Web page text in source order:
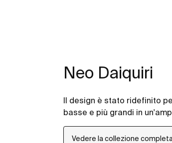
Neo Daiquiri
Il design è stato ridefinito
basse e più grandi in
Vedere la collezione